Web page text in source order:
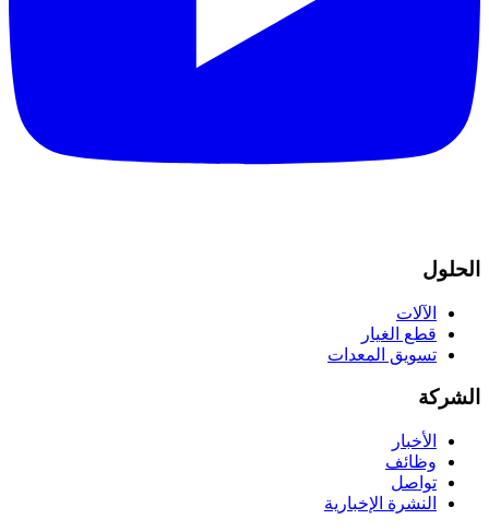
الحلول
الآلات
قطع الغيار
تسويق المعدات
الشركة
الأخبار
وظائف
تواصل
النشرة الإخبارية